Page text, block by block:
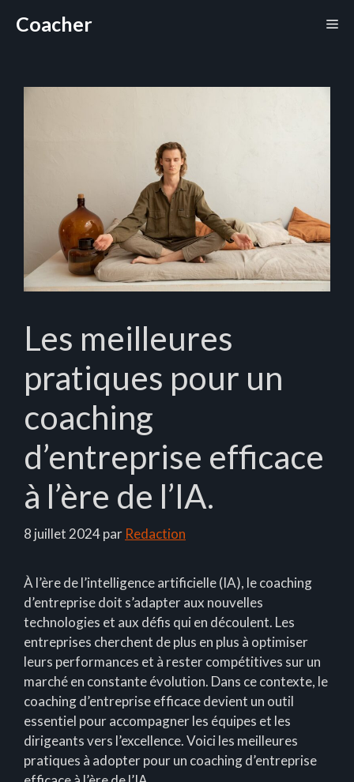
Coacher
Les meilleures
pratiques pour un
coaching
d’entreprise efficace
à l’ère de l’IA.
8 juillet 2024par Redaction
À l’ère de l’intelligence artificielle (IA), le coaching
d’entreprise doit s’adapter aux nouvelles
technologies et aux défis qui en découlent. Les
entreprises cherchent de plus en plus à optimiser
leurs performances et à rester compétitives sur un
marché en constante évolution. Dans ce contexte, le
coaching d’entreprise efficace devient un outil
essentiel pour accompagner les équipes et les
dirigeants vers l’excellence. Voici les meilleures
pratiques à adopter pour un coaching d’entreprise